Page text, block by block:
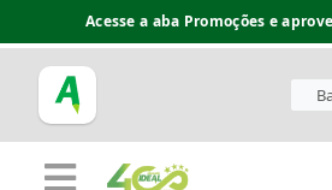
Acesse a aba Promoções e